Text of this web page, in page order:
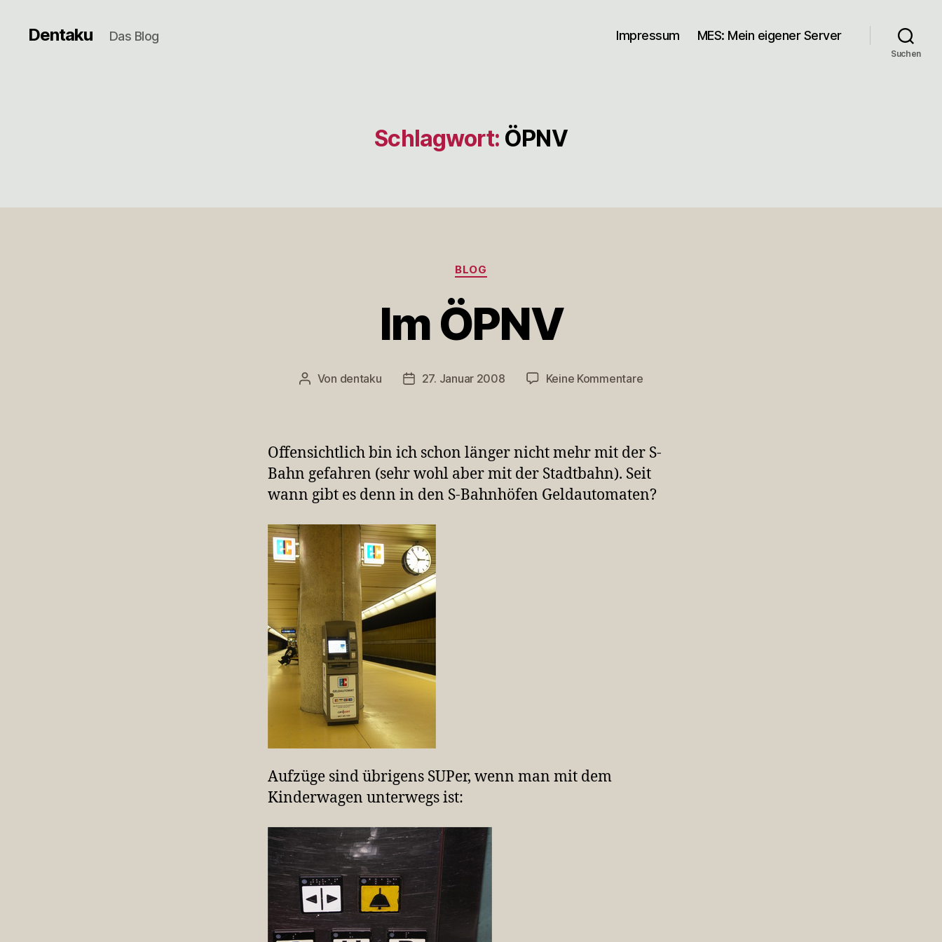
Dentaku Das Blog Impressum MES: Mein eigener Server
Suchen
Schlagwort: ÖPNV
Kategorien
BLOG
Im ÖPNV
Beitragsautor
Von dentaku Veröffentlichungsdatum
27. Januar 2008 Keine Kommentarezu
Offensichtlich bin ich schon länger nicht mehr mit der S-
Bahn gefahren (sehr wohl aber mit der Stadtbahn). Seit
wann gibt es denn in den S-Bahnhöfen Geldautomaten?
Aufzüge sind übrigens SUPer, wenn man mit dem
Kinderwagen unterwegs ist: